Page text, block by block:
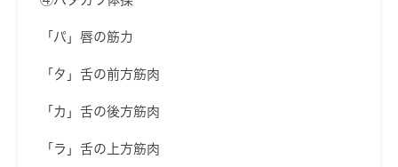
「パ」唇の筋力
「タ」舌の前方筋肉
「カ」舌の後方筋肉
「ラ」舌の上方筋肉